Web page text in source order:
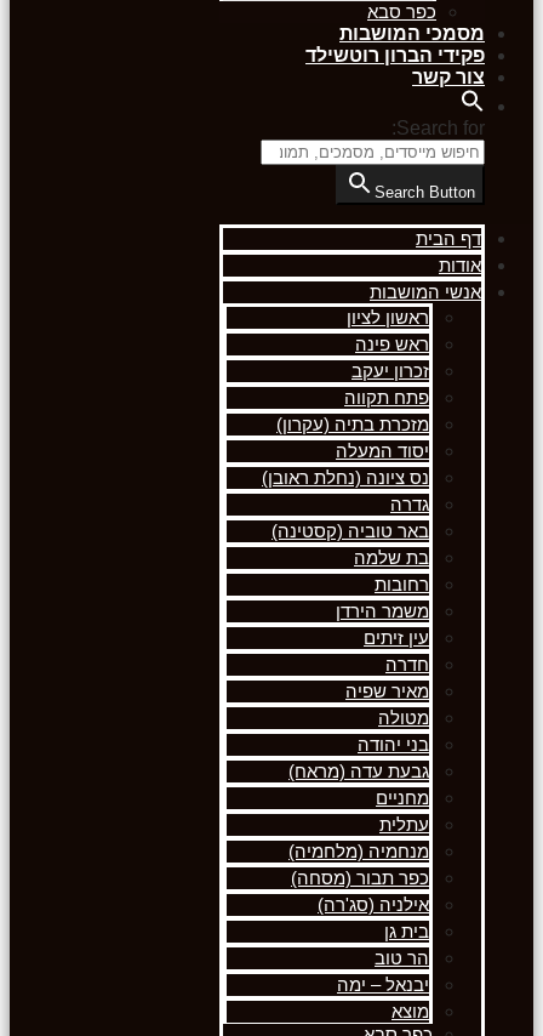
כפר סבא
מסמכי המושבות
פקידי הברון רוטשילד
צור קשר
Search for:
Search Button
דף הבית
אודות
אנשי המושבות
ראשון לציון
ראש פינה
זכרון יעקב
פתח תקווה
מזכרת בתיה (עקרון)
יסוד המעלה
נס ציונה (נחלת ראובן)
גדרה
באר טוביה (קסטינה)
בת שלמה
רחובות
משמר הירדן
עין זיתים
חדרה
מאיר שפיה
מטולה
בני יהודה
גבעת עדה (מראח)
מחניים
עתלית
מנחמיה (מלחמיה)
כפר תבור (מסחה)
אילניה (סג'רה)
בית גן
הר טוב
יבנאל – ימה
מוצא